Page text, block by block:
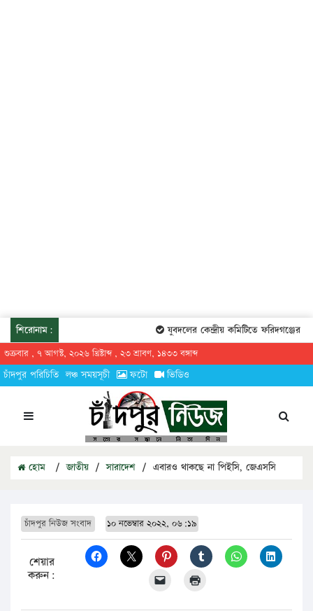
শিরোনাম: যুবদলের কেন্দ্রীয় কমিটিতে ফরিদগঞ্জের
শুক্রবার , ৭ আগস্ট, ২০২৬ খ্রিষ্টাব্দ , ২৩ শ্রাবণ, ১৪৩৩ বঙ্গাব্দ
চাঁদপুর পরিচিতি লঞ্চ সময়সূচী ফটো ভিডিও
হোম / জাতীয় / সারাদেশ / এবারও থাকছে না পিইসি, জেএসসি
চাঁদপুর নিউজ সংবাদ ১০ নভেম্বার ২০২২, ০৬:১৯
শেয়ার
করুন: